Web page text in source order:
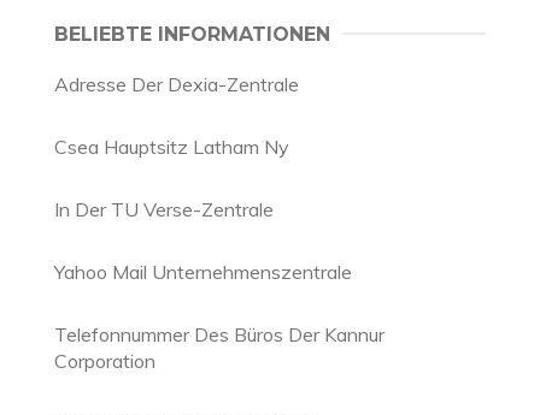
BELIEBTE INFORMATIONEN
Adresse Der Dexia-Zentrale
Csea Hauptsitz Latham Ny
In Der TU Verse-Zentrale
Yahoo Mail Unternehmenszentrale
Telefonnummer Des Büros Der Kannur
Corporation